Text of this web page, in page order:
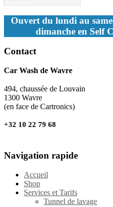
Ouvert du lundi au
dimanche en Self
Contact
Car Wash de Wavre
494, chaussée de Louvain
1300 Wavre
(en face de Cartronics)
+32 10 22 79 68
Navigation rapide
Accueil
Shop
Services et Tarifs
Tunnel de lavage